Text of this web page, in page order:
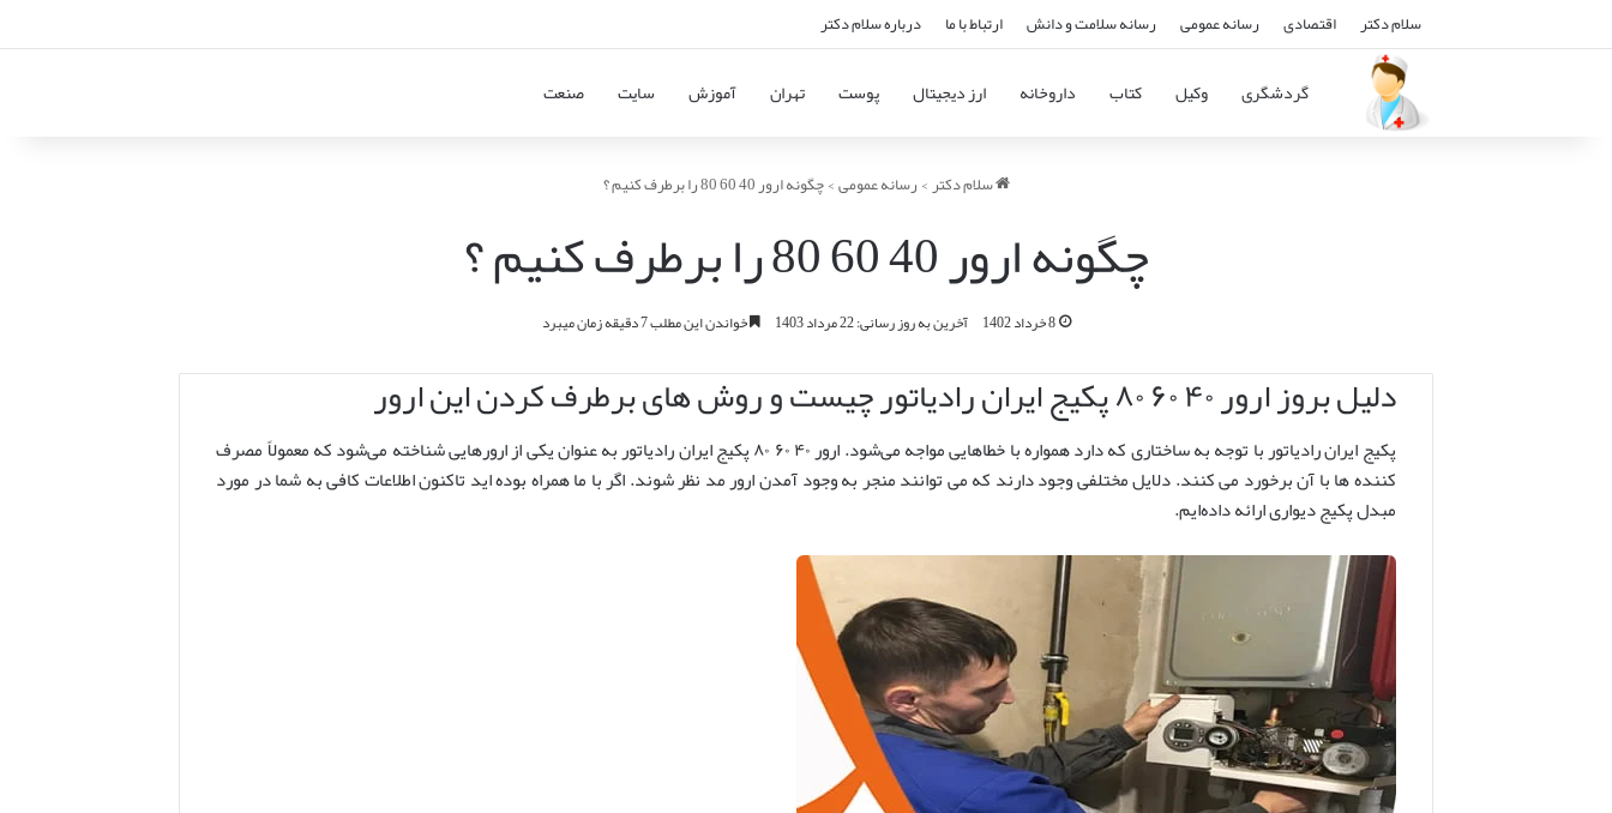
سلام دکتر اقتصادی رسانه عمومی رسانه سلامت و دانش ارتباط با ما درباره سلام دکتر
گردشگری وکیل کتاب داروخانه ارز دیجیتال پوست تهران آموزش سایت صنعت
سلام دکتر>رسانه عمومی>چگونه ارور 40 60 80 را برطرف کنیم ؟
چگونه ارور 40 60 80 را برطرف کنیم ؟
8 خرداد 1402 آخرین به روز رسانی: 22 مرداد 1403 خواندن این مطلب 7 دقیقه زمان میبرد
دلیل بروز ارور ۴۰ ۶۰ ۸۰ پکیج ایران رادیاتور چیست و روش های برطرف کردن این ارور
پکیج ایران رادیاتور با توجه به ساختاری که دارد همواره با خطاهایی مواجه می‌شود. ارور ۴۰ ۶۰ ۸۰ پکیج ایران رادیاتور به عنوان یکی از ارورهایی شناخته می‌شود که معمولاً مصرف
کننده ها با آن برخورد می کنند. دلایل مختلفی وجود دارند که می توانند منجر به وجود آمدن ارور مد نظر شوند. اگر با ما همراه بوده اید تاکنون اطلاعات کافی به شما در مورد
مبدل پکیج دیواری ارائه داده‌ایم.